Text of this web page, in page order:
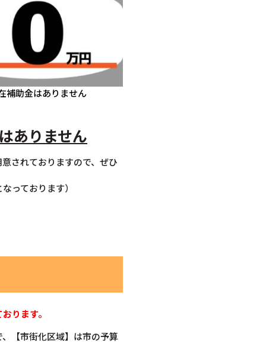
補助金はありません
ありません
されておりますので、ぜひ
っております）
ります。
【市街化区域】は市の予算